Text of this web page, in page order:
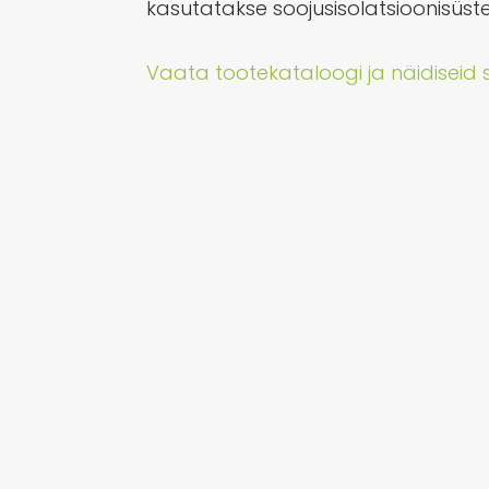
kasutatakse
Vaata tootekataloogi ja näidiseid